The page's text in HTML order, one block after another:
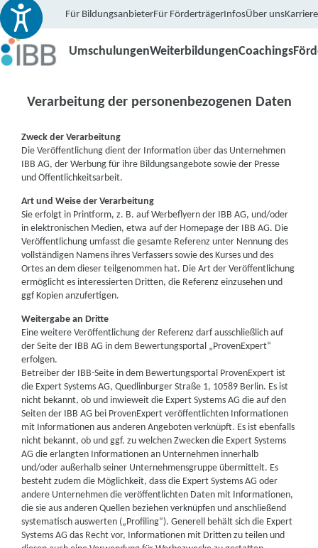
Für BildungsanbieterFür FörderträgerInfosÜber unsKarriere
UmschulungenWeiterbildungenCoachings
Verarbeitung der personenbezogenen Daten
Zweck der Verarbeitung
Die Veröffentlichung dient der Information über das Unternehmen
IBB AG, der Werbung für ihre Bildungsangebote sowie der Presse
und Öffentlichkeitsarbeit.
Art und Weise der Verarbeitung
Sie erfolgt in Printform, z. B. auf Werbeflyern der IBB AG, und/oder
in elektronischen Medien, etwa auf der Homepage der IBB AG. Die
Veröffentlichung umfasst die gesamte Referenz unter Nennung des
vollständigen Namens ihres Verfassers sowie des Kurses und des
Ortes an dem dieser teilgenommen hat. Die Art der Veröffentlichung
ermöglicht es interessierten Dritten, die Referenz einzusehen und
ggf Kopien anzufertigen.
Weitergabe an Dritte
Eine weitere Veröffentlichung der Referenz darf ausschließlich auf
der Seite der IBB AG in dem Bewertungsportal „ProvenExpert“
erfolgen.
Betreiber der IBB-Seite in dem Bewertungsportal ProvenExpert ist
die Expert Systems AG, Quedlinburger Straße 1, 10589 Berlin. Es ist
nicht bekannt, ob und inwieweit die Expert Systems AG die auf den
Seiten der IBB AG bei ProvenExpert veröffentlichten Informationen
mit Informationen aus anderen Angeboten verknüpft. Es ist ebenfalls
nicht bekannt, ob und ggf. zu welchen Zwecken die Expert Systems
AG die erlangten Informationen an Unternehmen innerhalb
und/oder außerhalb seiner Unternehmensgruppe übermittelt. Es
besteht zudem die Möglichkeit, dass die Expert Systems AG oder
andere Unternehmen die veröffentlichten Daten mit Informationen,
die sie aus anderen Quellen beziehen verknüpfen und anschließend
systematisch auswerten („Profiling“). Generell behält sich die Expert
Systems AG das Recht vor, Informationen mit Dritten zu teilen und